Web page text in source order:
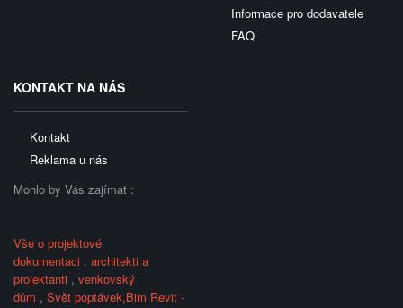
Informace pro dodavatele
FAQ
KONTAKT NA NÁS
Kontakt
Reklama u nás
Mohlo by Vás zajímat :
Vše o projektové
dokumentaci , architekti a
projektanti , venkovský
dům , Svět poptávek,Bim Revit -